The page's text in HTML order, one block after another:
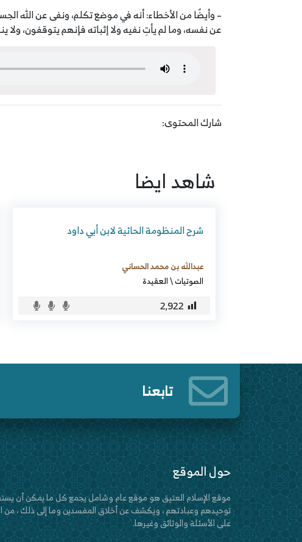
– وأيضًا من الأخطاء:أنه في موضع تكلم، ونفى عن الله
عن نفسه، وما لم يأتِ نفيه ولا إثباته فإنهم يتوقفون، ولا
شارك المحتوى:
شاهد ايضا
شرح المنظومة الحائية لابن أبي داود
عبدالله بن محمد الحساني
الصوتيات\العقيدة
2٬922
تابعنا
حول الموقع
موقع الإسلام العتيق هو موقع عام وشامل يجمع كل ما يمكن أن
توحيدهم وعبادتهم ، ويكشف عن أخلاق المفسدين وما إلى ذلك ، من
على الأسئلة والوثائق وغيرها.